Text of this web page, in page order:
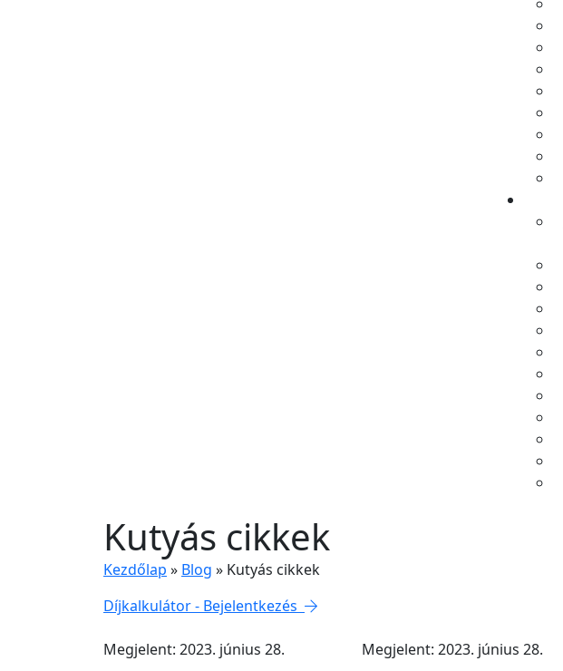
Kutyás cikkek
Kezdőlap » Blog » Kutyás cikkek
Díjkalkulátor - Bejelentkezés
Megjelent: 2023. június 28. Megjelent: 2023. június 28.